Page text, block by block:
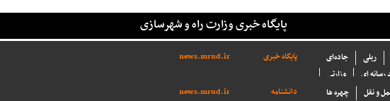
پایگاه خبری وزارت راه و شهرسازی
پایگاه خبری news.mrud.ir جاده‌ای ریلی
وزارتی
رسانه ای
دانشنامه
news.mrud.ir چهره ها و نقل